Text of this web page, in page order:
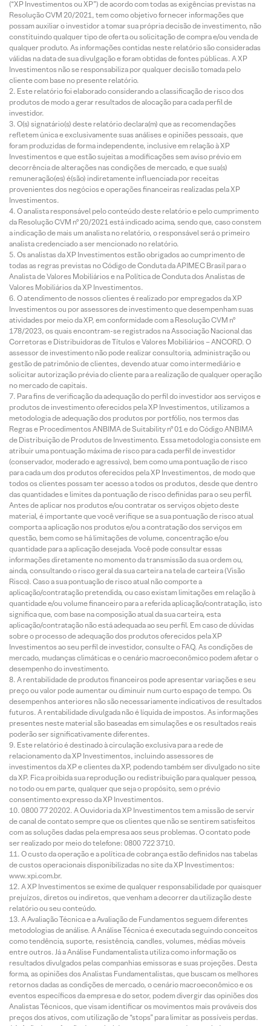
(“XP Investimentos ou XP”) de acordo com todas as exigências previstas na
Resolução CVM 20/2021, tem como objetivo fornecer informações que
possam auxiliar o investidor a tomar sua própria decisão de investimento, não
constituindo qualquer tipo de oferta ou solicitação de compra e/ou venda de
qualquer produto. As informações contidas neste relatório são consideradas
válidas na data de sua divulgação e foram obtidas de fontes públicas. A XP
Investimentos não se responsabiliza por qualquer decisão tomada pelo
cliente com base no presente relatório.
Este relatório foi elaborado considerando a classificação de risco dos
produtos de modo a gerar resultados de alocação para cada perfil de
investidor.
O(s) signatário(s) deste relatório declara(m) que as recomendações
refletem única e exclusivamente suas análises e opiniões pessoais, que
foram produzidas de forma independente, inclusive em relação à XP
Investimentos e que estão sujeitas a modificações sem aviso prévio em
decorrência de alterações nas condições de mercado, e que sua(s)
remuneração(es) é(são) indiretamente influenciada por receitas
provenientes dos negócios e operações financeiras realizadas pela XP
Investimentos.
O analista responsável pelo conteúdo deste relatório e pelo cumprimento
da Resolução CVM nº 20/2021 está indicado acima, sendo que, caso constem
a indicação de mais um analista no relatório, o responsável será o primeiro
analista credenciado a ser mencionado no relatório.
Os analistas da XP Investimentos estão obrigados ao cumprimento de
todas as regras previstas no Código de Conduta da APIMEC Brasil para o
Analista de Valores Mobiliários e na Política de Conduta dos Analistas de
Valores Mobiliários da XP Investimentos.
O atendimento de nossos clientes é realizado por empregados da XP
Investimentos ou por assessores de investimento que desempenham suas
atividades por meio da XP, em conformidade com a Resolução CVM nº
178/2023, os quais encontram-se registrados na Associação Nacional das
Corretoras e Distribuidoras de Títulos e Valores Mobiliários – ANCORD. O
assessor de investimento não pode realizar consultoria, administração ou
gestão de patrimônio de clientes, devendo atuar como intermediário e
solicitar autorização prévia do cliente para a realização de qualquer operação
no mercado de capitais.
Para fins de verificação da adequação do perfil do investidor aos serviços e
produtos de investimento oferecidos pela XP Investimentos, utilizamos a
metodologia de adequação dos produtos por portfólio, nos termos das
Regras e Procedimentos ANBIMA de Suitability nº 01 e do Código ANBIMA
de Distribuição de Produtos de Investimento. Essa metodologia consiste em
atribuir uma pontuação máxima de risco para cada perfil de investidor
(conservador, moderado e agressivo), bem como uma pontuação de risco
para cada um dos produtos oferecidos pela XP Investimentos, de modo que
todos os clientes possam ter acesso a todos os produtos, desde que dentro
das quantidades e limites da pontuação de risco definidas para o seu perfil.
Antes de aplicar nos produtos e/ou contratar os serviços objeto deste
material, é importante que você verifique se a sua pontuação de risco atual
comporta a aplicação nos produtos e/ou a contratação dos serviços em
questão, bem como se há limitações de volume, concentração e/ou
quantidade para a aplicação desejada. Você pode consultar essas
informações diretamente no momento da transmissão da sua ordem ou,
ainda, consultando o risco geral da sua carteira na tela de carteira (Visão
Risco). Caso a sua pontuação de risco atual não comporte a
aplicação/contratação pretendida, ou caso existam limitações em relação à
quantidade e/ou volume financeiro para a referida aplicação/contratação, isto
significa que, com base na composição atual da sua carteira, esta
aplicação/contratação não está adequada ao seu perfil. Em caso de dúvidas
sobre o processo de adequação dos produtos oferecidos pela XP
Investimentos ao seu perfil de investidor, consulte o FAQ. As condições de
mercado, mudanças climáticas e o cenário macroeconômico podem afetar o
desempenho do investimento.
A rentabilidade de produtos financeiros pode apresentar variações e seu
preço ou valor pode aumentar ou diminuir num curto espaço de tempo. Os
desempenhos anteriores não são necessariamente indicativos de resultados
futuros. A rentabilidade divulgada não é líquida de impostos. As informações
presentes neste material são baseadas em simulações e os resultados reais
poderão ser significativamente diferentes.
Este relatório é destinado à circulação exclusiva para a rede de
relacionamento da XP Investimentos, incluindo assessores de
investimentos da XP e clientes da XP, podendo também ser divulgado no site
da XP. Fica proibida sua reprodução ou redistribuição para qualquer pessoa,
no todo ou em parte, qualquer que seja o propósito, sem o prévio
consentimento expresso da XP Investimentos.
0800 77 20202. A Ouvidoria da XP Investimentos tem a missão de servir
de canal de contato sempre que os clientes que não se sentirem satisfeitos
com as soluções dadas pela empresa aos seus problemas. O contato pode
ser realizado por meio do telefone: 0800 722 3710.
O custo da operação e a política de cobrança estão definidos nas tabelas
de custos operacionais disponibilizadas no site da XP Investimentos:
www.xpi.com.br.
A XP Investimentos se exime de qualquer responsabilidade por quaisquer
prejuízos, diretos ou indiretos, que venham a decorrer da utilização deste
relatório ou seu conteúdo.
A Avaliação Técnica e a Avaliação de Fundamentos seguem diferentes
metodologias de análise. A Análise Técnica é executada seguindo conceitos
como tendência, suporte, resistência, candles, volumes, médias móveis
entre outros. Já a Análise Fundamentalista utiliza como informação os
resultados divulgados pelas companhias emissoras e suas projeções. Desta
forma, as opiniões dos Analistas Fundamentalistas, que buscam os melhores
retornos dadas as condições de mercado, o cenário macroeconômico e os
eventos específicos da empresa e do setor, podem divergir das opiniões dos
Analistas Técnicos, que visam identificar os movimentos mais prováveis dos
preços dos ativos, com utilização de “stops” para limitar as possíveis perdas.